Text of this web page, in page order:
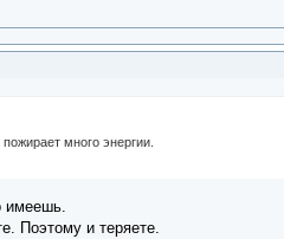
много энергии.
имеешь.
Поэтому и теряете.